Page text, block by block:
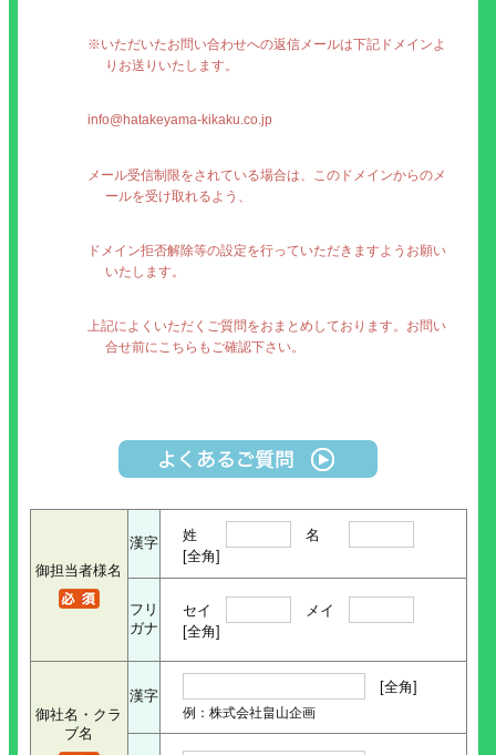
※いただいたお問い合わせへの返信メールは下記ドメインよ
りお送りいたします。
info@hatakeyama-kikaku.co.jp
メール受信制限をされている場合は、このドメインからのメ
ールを受け取れるよう、
ドメイン拒否解除等の設定を行っていただきますようお願い
いたします。
上記によくいただくご質問をおまとめしております。お問い
合せ前にこちらもご確認下さい。
御担当者様名
漢字 姓
名
[全角]
フリ
ガナ
セイ
メイ
[全角]
御社名・クラ
ブ名
漢字
[全角]
例：株式会社畠山企画